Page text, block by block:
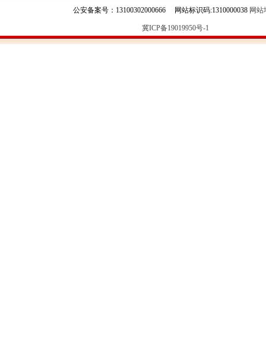
公安备案号：13100302000666 网站标识码:1310000038 网站
冀ICP备19019950号-1